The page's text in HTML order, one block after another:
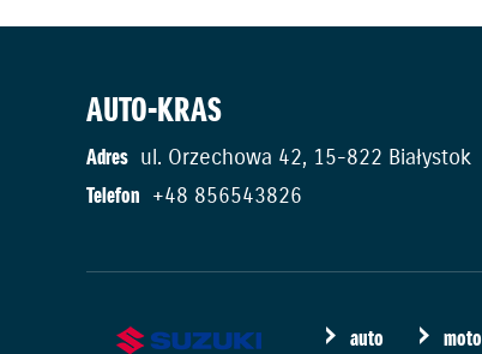
AUTO-KRAS
Adres ul. Orzechowa 42, 15-822 Białystok
Telefon +48 856543826
auto moto